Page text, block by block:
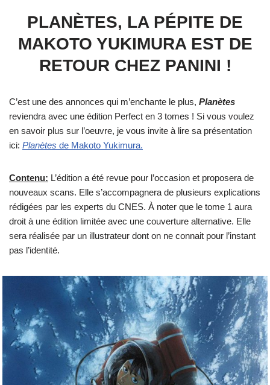
PLANÈTES, LA PÉPITE DE
MAKOTO YUKIMURA EST DE
RETOUR CHEZ PANINI !
C’est une des annonces qui m’enchante le plus, Planètes
reviendra avec une édition Perfect en 3 tomes ! Si vous voulez
en savoir plus sur l’oeuvre, je vous invite à lire sa présentation
ici: Planètes de Makoto Yukimura.
Contenu: L’édition a été revue pour l’occasion et proposera de
nouveaux scans. Elle s’accompagnera de plusieurs explications
rédigées par les experts du CNES. À noter que le tome 1 aura
droit à une édition limitée avec une couverture alternative. Elle
sera réalisée par un illustrateur dont on ne connait pour l’instant
pas l’identité.